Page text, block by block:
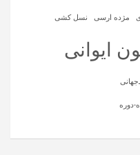
مژده ارسی نسل کشی
ایوانی
دوره